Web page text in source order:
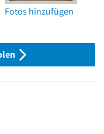
Fotos hinzufügen